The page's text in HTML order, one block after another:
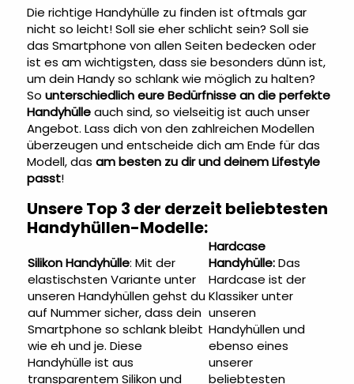
Die richtige Handyhülle zu finden ist oftmals gar
nicht so leicht! Soll sie eher schlicht sein? Soll sie
das Smartphone von allen Seiten bedecken oder
ist es am wichtigsten, dass sie besonders dünn ist,
um dein Handy so schlank wie möglich zu halten?
So unterschiedlich eure Bedürfnisse an die perfekte
Handyhülleauch sind, so vielseitig ist auch unser
Angebot. Lass dich von den zahlreichen Modellen
überzeugen und entscheide dich am Ende für das
Modell, das am besten zu dir und deinem Lifestyle
passt!
Unsere Top 3 der derzeit beliebtesten
Handyhüllen-Modelle:
Silikon Handyhülle: Mit der
elastischsten Variante unter
unseren Handyhüllen gehst du
auf Nummer sicher, dass dein
Smartphone so schlank bleibt
wie eh und je. Diese
Handyhülle ist aus
transparentem Silikon und
Hardcase
Handyhülle:Das
Hardcase ist der
Klassiker unter
unseren
Handyhüllen und
ebenso eines
unserer
beliebtesten